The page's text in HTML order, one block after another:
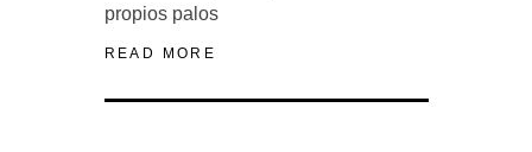
propios palos
READ MORE